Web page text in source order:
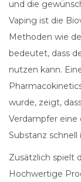
und die
Vaping ist die
Methoden wie
bedeutet, dass
nutzen kann.
wurde, zeigt,
Verdampfer
Substanz
Zusätzlich spielt
Hochwertige